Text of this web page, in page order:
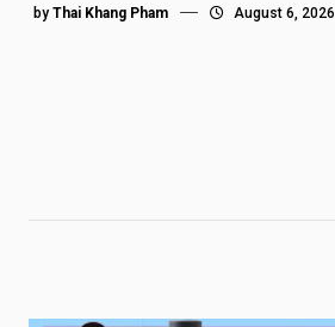
by Thai Khang Pham August 6, 2026